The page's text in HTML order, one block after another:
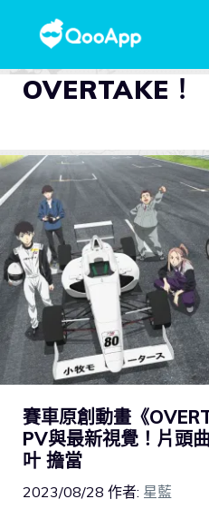
OVERTAKE！
賽車原創動畫《
PV與最新視覺！片頭
叶 擔當
2023/08/28 作者: 星藍